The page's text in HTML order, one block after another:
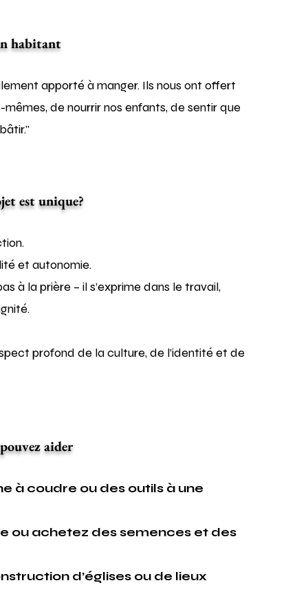
habitant
apporté à manger. Ils nous ont offert
de nourrir nos enfants, de sentir que
est unique?
et autonomie.
à la prière – il s’exprime dans le travail,
profond de la culture, de l’identité et de
aider
à coudre ou des outils à une
ou achetez des semences et des
d’églises ou de lieux